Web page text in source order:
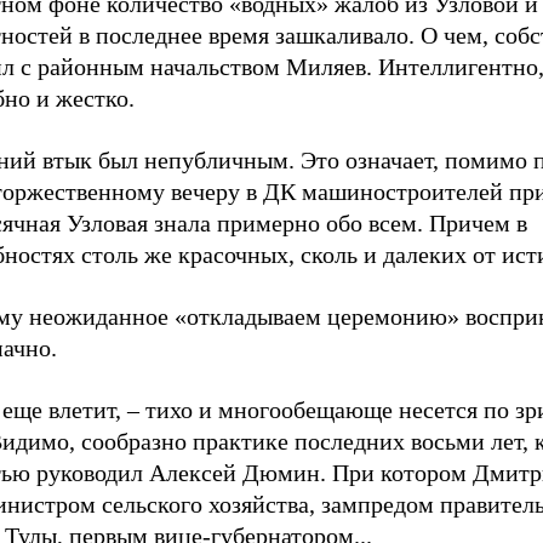
в последнее время зашкаливало. О чем,
с районным начальством Миляев.
и жестко.
втык был непубличным. Это означает, помимо
вечеру в ДК машиностроителей
Узловая знала примерно обо всем. Причем в
столь же красочных, сколь и далеких от
неожиданное «откладываем церемонию»
влетит, – тихо и многообещающе несется по
сообразно практике последних восьми лет,
руководил Алексей Дюмин. При котором
сельского хозяйства, зампредом
первым вице-губернатором...